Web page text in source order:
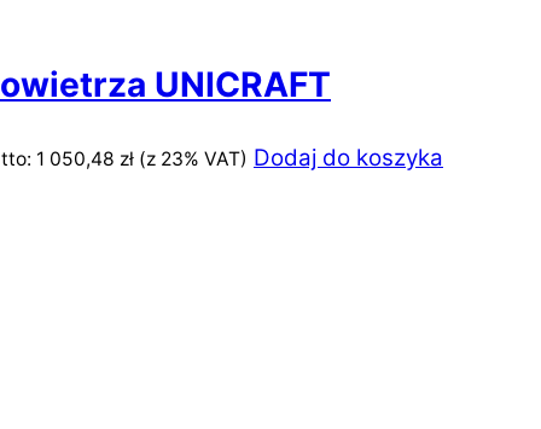
UNICRAFT
1 050,48 zł (z 23% VAT) Dodaj do koszyka